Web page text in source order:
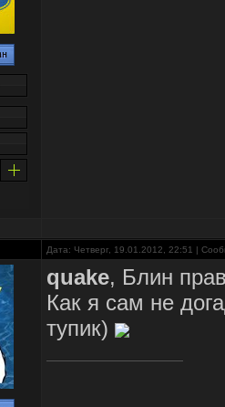
Дата: Четверг, 19.01.2012, 22:51 |
quake, Блин
Как я сам не
тупик)